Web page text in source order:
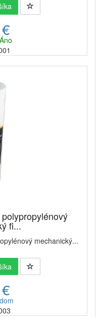
fi...
mechanický...